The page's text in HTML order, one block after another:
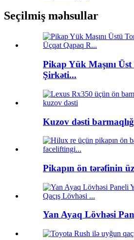
Seçilmiş məhsullar
Pikap Yük Maşını
Şirkəti...
Kuzov dəsti
Pikapın ön tərəfinin
Yan Ayaq Lövhəsi